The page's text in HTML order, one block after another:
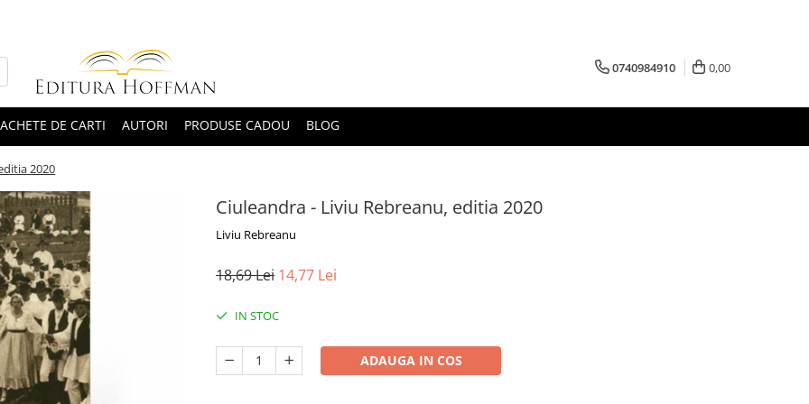
0740984910 0,00
DE CARTI AUTORI PRODUSE CADOU BLOG
2020
Ciuleandra - Liviu Rebreanu, editia 2020
Liviu Rebreanu
18,69 Lei 14,77 Lei
IN STOC
ADAUGA IN COS